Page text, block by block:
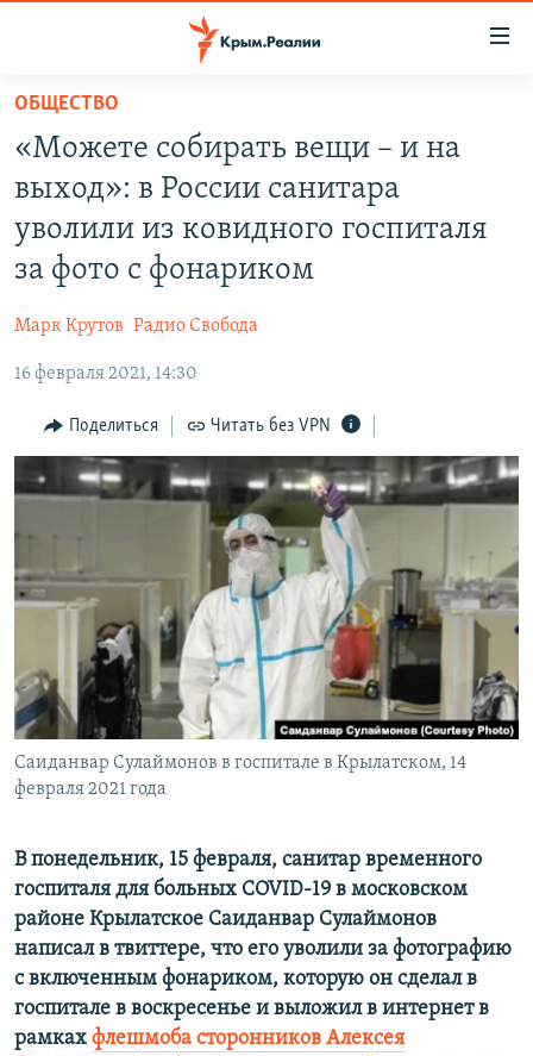
Вернуться
основному
содержанию
главной
Вернутся
КАРТА ВОЕННЫХ ОБЪЕКТОВ КРЫМА
ИСТОРИЯ
ИНТЕРАКТИВ
ИНФОГРАФИКА
ТЕЛЕПРОЕКТ КРЫМ.РЕАЛИИ
СОВЕТЫ ПРАВОЗАЩИТНИКОВ
КРЫМ.НЕПОКОРЕННЫЙ
УКРАИНСКАЯ ПРОБЛЕМА КРЫМА
РАДІО СВОБОДА
КАК ОБОЙТИ БЛОКИРОВКУ
Qırımtatar
Все сайты RFE/RL
ОБЩЕСТВО
«Можете собирать вещи – и на
выход»: в России санитара
уволили из ковидного госпиталя
за фото с фонариком
Марк Крутов Радио Свобода
16 февраля 2021, 14:30
Поделиться Читать без VPN
Саиданвар Сулаймонов в госпитале в Крылатском, 14
февраля 2021 года
В понедельник, 15 февраля, санитар временного
госпиталя для больных COVID-19 в московском
районе Крылатское Саиданвар Сулаймонов
написал в твиттере, что его уволили за фотографию
с включенным фонариком, которую он сделал в
госпитале в воскресенье и выложил в интернет в
рамках флешмоба сторонников Алексея